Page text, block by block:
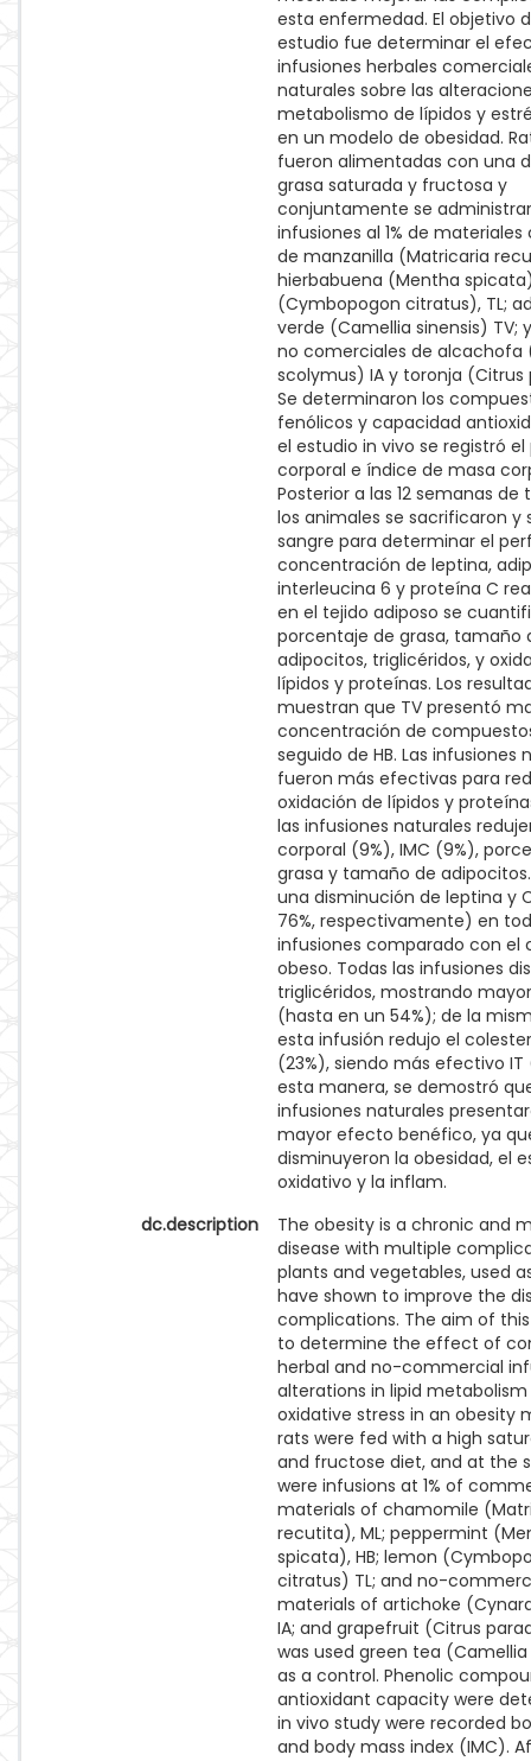
esta enfermedad. El objetivo
estudio fue determinar el
infusiones herbales
naturales sobre las
metabolismo de lípidos y
en un modelo de obesidad.
fueron alimentadas con una
grasa saturada y fructosa y
conjuntamente se
infusiones al 1% de
de manzanilla (Matricaria
hierbabuena (Mentha
(Cymbopogon citratus), TL;
verde (Camellia sinensis) TV;
no comerciales de alcachofa
scolymus) IA y toronja (Citrus
Se determinaron los
fenólicos y capacidad
el estudio in vivo se registró el
corporal e índice de masa
Posterior a las 12 semanas
los animales se sacrificaron y
sangre para determinar el
concentración de leptina,
interleucina 6 y proteína C
en el tejido adiposo se
porcentaje de grasa, tamaño
adipocitos, triglicéridos, y
lípidos y proteínas. Los
muestran que TV presentó
concentración de
seguido de HB. Las infusiones
fueron más efectivas para
oxidación de lípidos y
las infusiones naturales
corporal (9%), IMC (9%),
grasa y tamaño de
una disminución de leptina y
76%, respectivamente) en
infusiones comparado con el
obeso. Todas las infusiones
triglicéridos, mostrando
(hasta en un 54%); de la
esta infusión redujo el
(23%), siendo más efectivo IT
esta manera, se demostró
infusiones naturales
mayor efecto benéfico, ya
disminuyeron la obesidad, el
oxidativo y la inflam.
dc.description
The obesity is a chronic and
disease with multiple
plants and vegetables, used
have shown to improve the
complications. The aim of
to determine the effect of
herbal and no-commercial
alterations in lipid
oxidative stress in an obesity
rats were fed with a high
and fructose diet, and at the
were infusions at 1% of
materials of chamomile
recutita), ML; peppermint
spicata), HB; lemon
citratus) TL; and no-
materials of artichoke
IA; and grapefruit (Citrus
was used green tea (Camellia
as a control. Phenolic
antioxidant capacity were
in vivo study were recorded
and body mass index (IMC).